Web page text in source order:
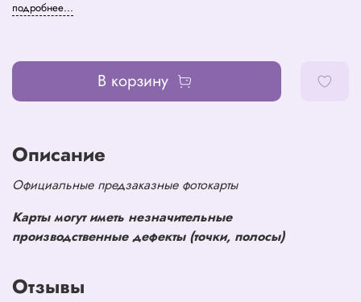
подробнее...
В корзину
Описание
Официальные предзаказные фотокарты
Карты могут иметь незначительные
производственные дефекты (точки, полосы)
Отзывы